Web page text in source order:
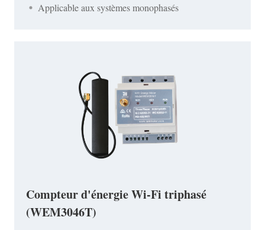
Applicable aux systèmes monophasés
Compteur d'énergie Wi-Fi triphasé
(WEM3046T)